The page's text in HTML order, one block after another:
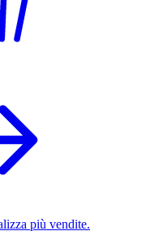
più vendite.